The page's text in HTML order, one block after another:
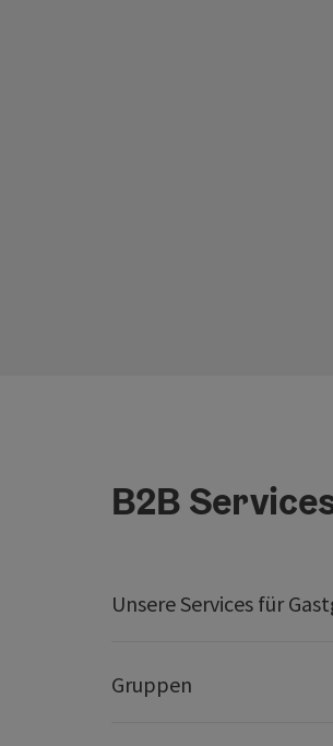
B2B
Unsere Services für
Gruppen